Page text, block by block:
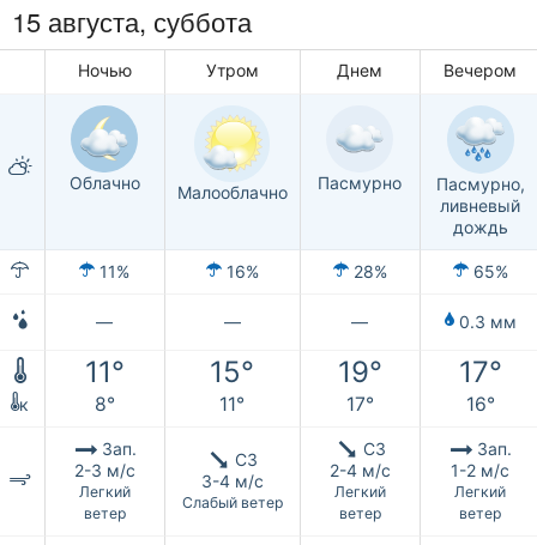
15 августа, суббота
Ночью Утром Днем Вечером
Облачно Малооблачно Пасмурно
Пасмурно,
ливневый
дождь
11% 16% 28% 65%
— — — 0.3 мм
11° 15° 19° 17°
к 8° 11° 17° 16°
Зап.
2-3 м/с
Легкий
ветер
СЗ
3-4 м/с
Слабый ветер
СЗ
2-4 м/с
Легкий
ветер
Зап.
1-2 м/с
Легкий
ветер